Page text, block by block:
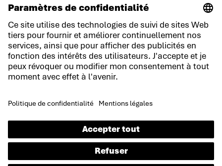
© LOWA Sportschuhe GmbH
Mentions légales
Politique de confidentialité
Cookies
Conditions du jeu-concours
Déclaration d'accessibilité